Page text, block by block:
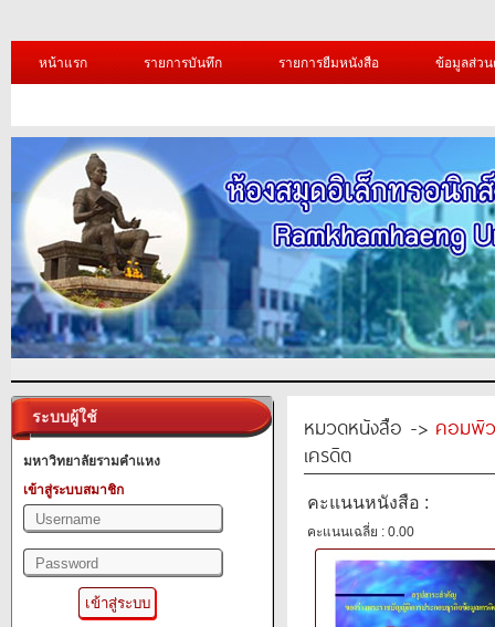
หน้าแรก รายการบันทึก รายการยืมหนังสือ ข้อมูลส่ว
ระบบผู้ใช้
มหาวิทยาลัยรามคำแหง
เข้าสู่ระบบสมาชิก
หมวดหนังสือ -> คอมพิ
เครดิต
คะแนนหนังสือ :
คะแนนเฉลี่ย : 0.00